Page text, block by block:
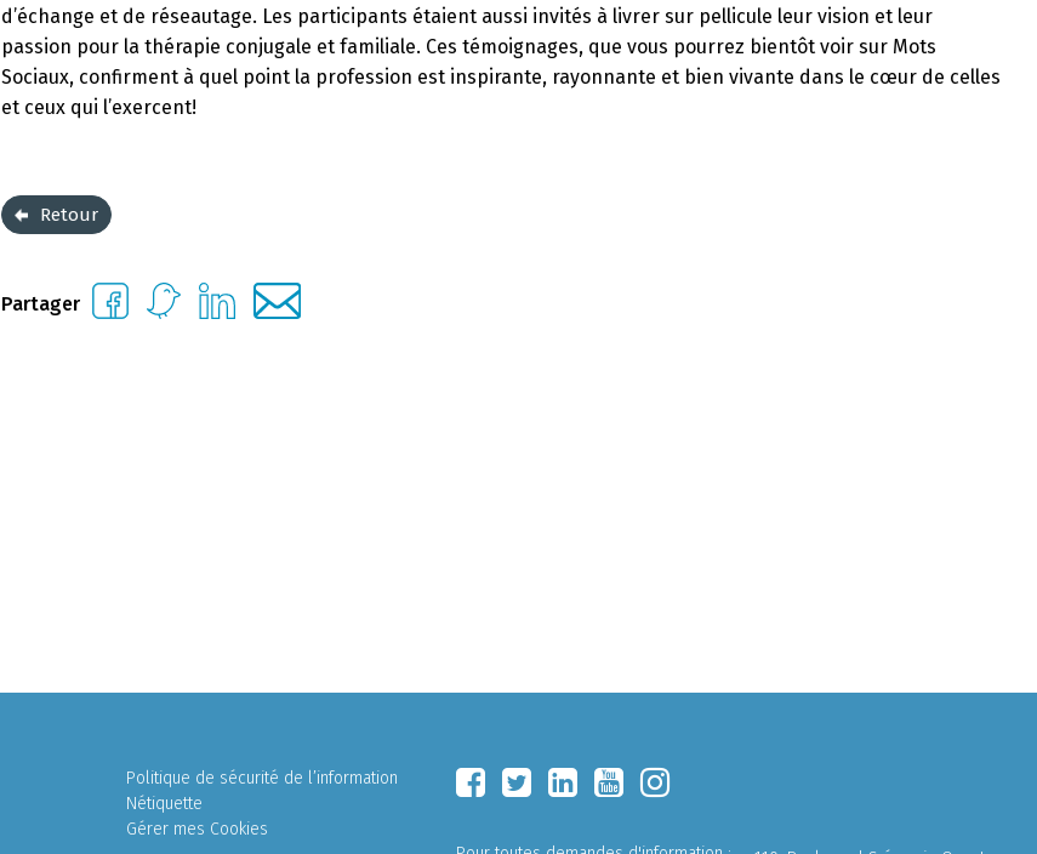
d’échange et de réseautage. Les participants étaient aussi invités à livrer sur pellicule leur vision et leur
passion pour la thérapie conjugale et familiale. Ces témoignages, que vous pourrez bientôt voir sur Mots
Sociaux, confirment à quel point la profession est inspirante, rayonnante et bien vivante dans le cœur de celles
et ceux qui l’exercent!
Retour
Partager
Politique de sécurité de l’information
Nétiquette
Gérer mes Cookies